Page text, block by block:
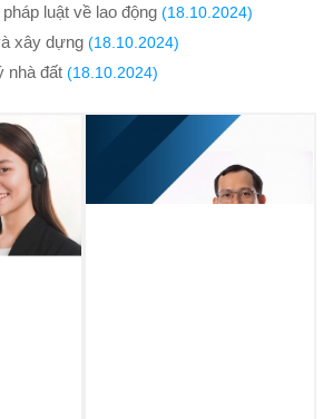
luật về lao động (18.10.2024)
xây dựng (18.10.2024)
nhà đất (18.10.2024)